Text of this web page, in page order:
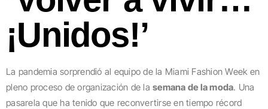
¡Unidos!’
La pandemia sorprendió al equipo de la Miami Fashion Week en
pleno proceso de organización de la semana de la moda. Una
pasarela que ha tenido que reconvertirse en tiempo récord